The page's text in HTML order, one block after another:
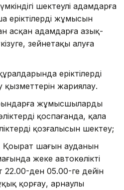
шектеулі адамдарға
жұмысын
асқан адамдарға азық-
зейнетақы алуға
еріктілердің
қызметтерін жариялау.
жұмысшыларды
қоспағанда, қала
қозғалысын шектеу;
шағын ауданын
жеке автокөліктің
22.00-ден 05.00-ге дейін
қорғау, арнаулы